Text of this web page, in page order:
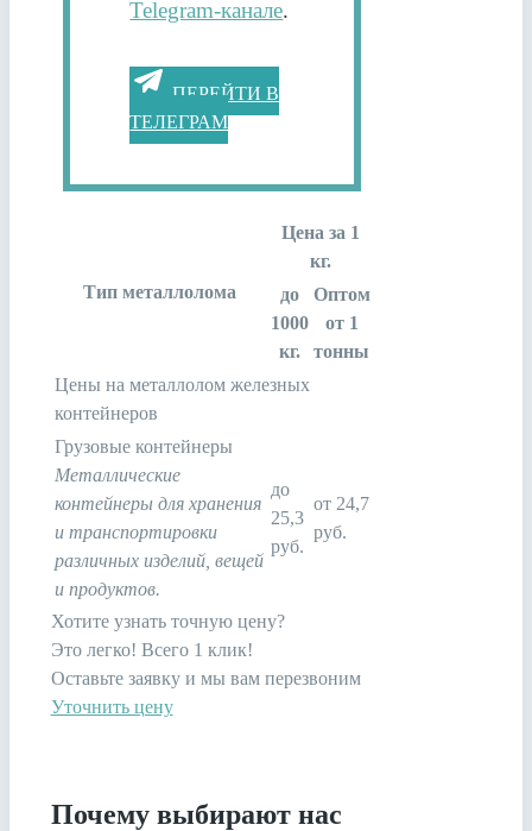
Telegram-канале.
ПЕРЕЙТИ В
ТЕЛЕГРАМ
Тип металлолома
Цена за 1
кг.
до
1000
кг.
Оптом
от 1
тонны
Цены на металлолом железных
контейнеров
Грузовые контейнеры
Металлические
контейнеры для хранения
и транспортировки
различных изделий, вещей
и продуктов.
до
25,3
руб.
от 24,7
руб.
Хотите узнать точную цену?
Это легко! Всего 1 клик!
Оставьте заявку и мы вам перезвоним
Уточнить цену
Почему выбирают нас